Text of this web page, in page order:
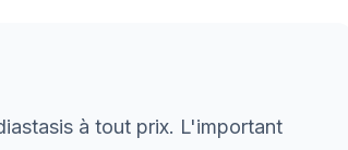
à tout prix. L'important